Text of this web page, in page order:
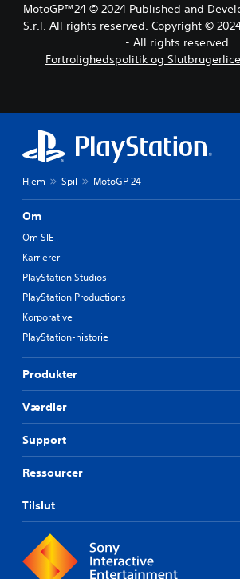
MotoGP™24 © 2024 Published and
S.r.l. All rights reserved. Copyright ©
- All rights reserved.
Fortrolighedspolitik og
Hjem Spil MotoGP 24
Om
Om SIE
Karrierer
PlayStation Studios
PlayStation Productions
Korporative
PlayStation-historie
Produkter
Værdier
Support
Ressourcer
Tilslut